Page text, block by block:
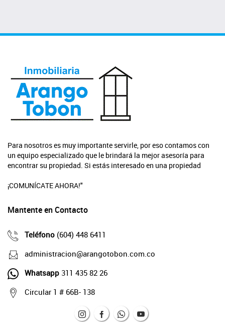
Para nosotros es muy importante servirle, por eso contamos con
un equipo especializado que le brindará la mejor asesoría para
encontrar su propiedad. Si estás interesado en una propiedad
¡COMUNÍCATE AHORA!"
Mantente en Contacto
Teléfono (604) 448 6411
administracion@arangotobon.com.co
Whatsapp 311 435 82 26
Circular 1 # 66B- 138